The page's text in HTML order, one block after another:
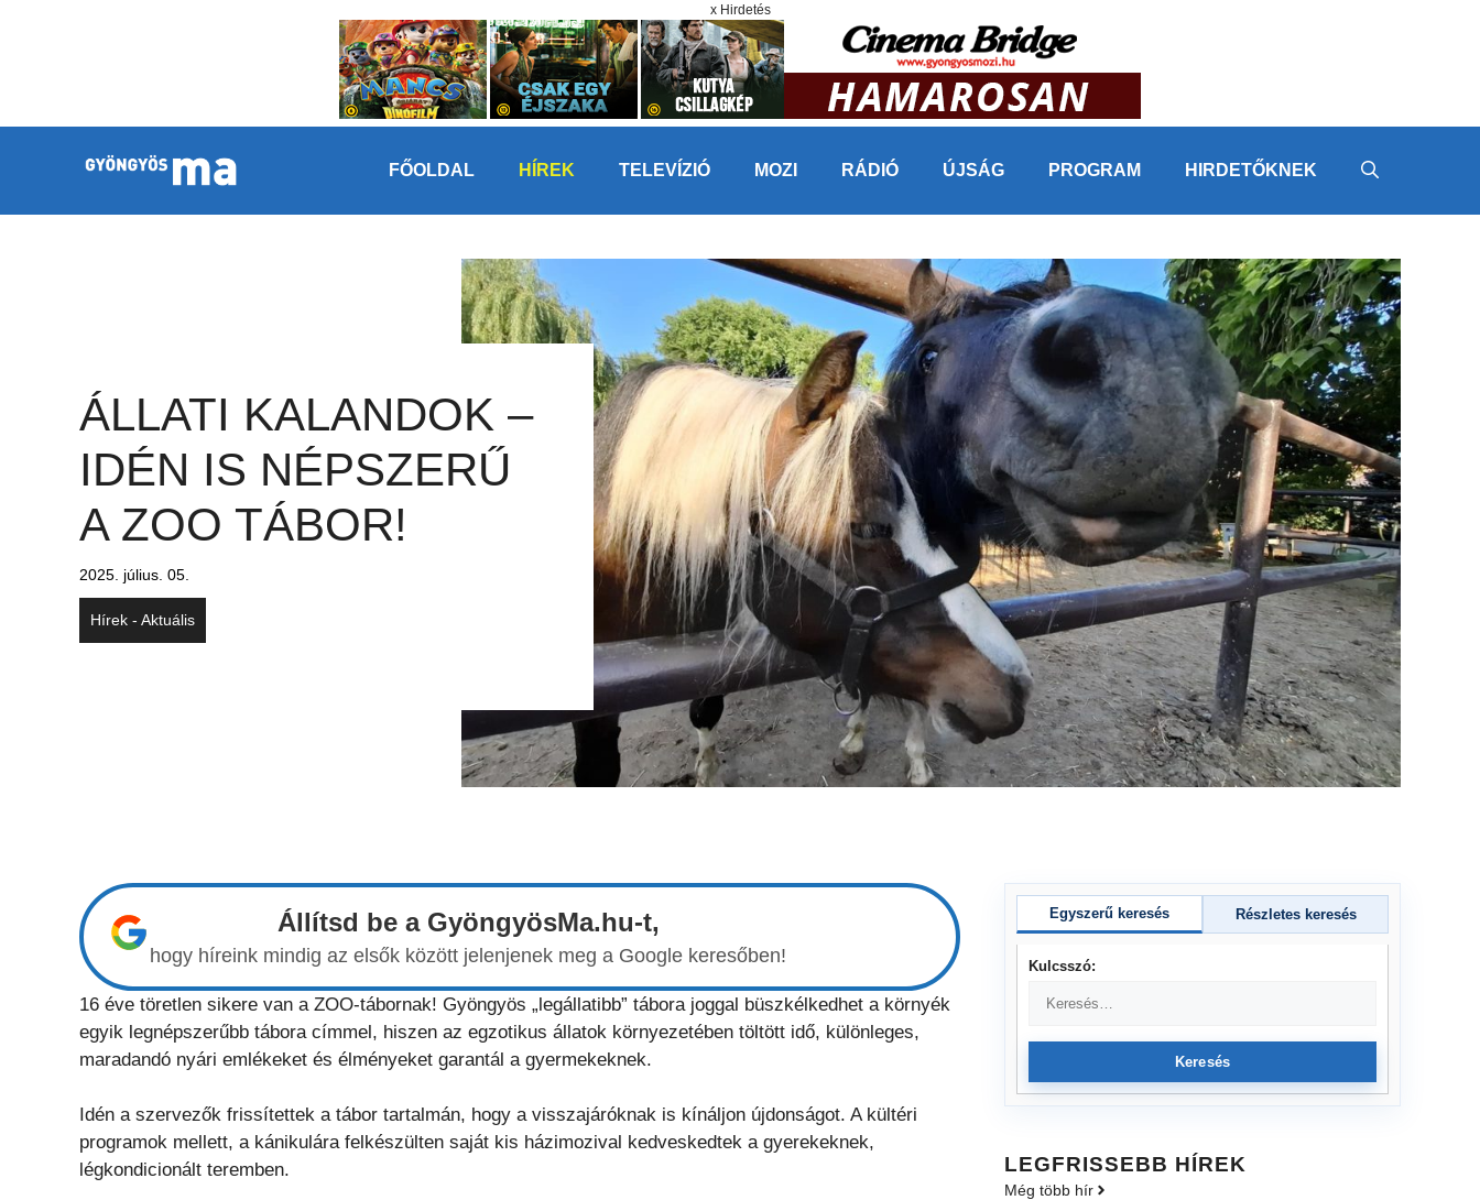
x Hirdetés
FŐOLDAL HÍREK TELEVÍZIÓ MOZI RÁDIÓ ÚJSÁG PROGRAM HIRDETŐKNEK
ÁLLATI KALANDOK –
IDÉN IS NÉPSZERŰ
A ZOO TÁBOR!
2025. július. 05.
Hírek - Aktuális
Állítsd be a GyöngyösMa.hu-t,
hogy híreink mindig az elsők között jelenjenek meg a Google keresőben!
16 éve töretlen sikere van a ZOO-tábornak! Gyöngyös „legállatibb” tábora joggal büszkélkedhet a környék
egyik legnépszerűbb tábora címmel, hiszen az egzotikus állatok környezetében töltött idő, különleges,
maradandó nyári emlékeket és élményeket garantál a gyermekeknek.
Idén a szervezők frissítettek a tábor tartalmán, hogy a visszajáróknak is kínáljon újdonságot. A kültéri
programok mellett, a kánikulára felkészülten saját kis házimozival kedveskedtek a gyerekeknek,
légkondicionált teremben.
Egyszerű keresés Részletes keresés
Kulcsszó:
Keresés
LEGFRISSEBB HÍREK
Még több hír